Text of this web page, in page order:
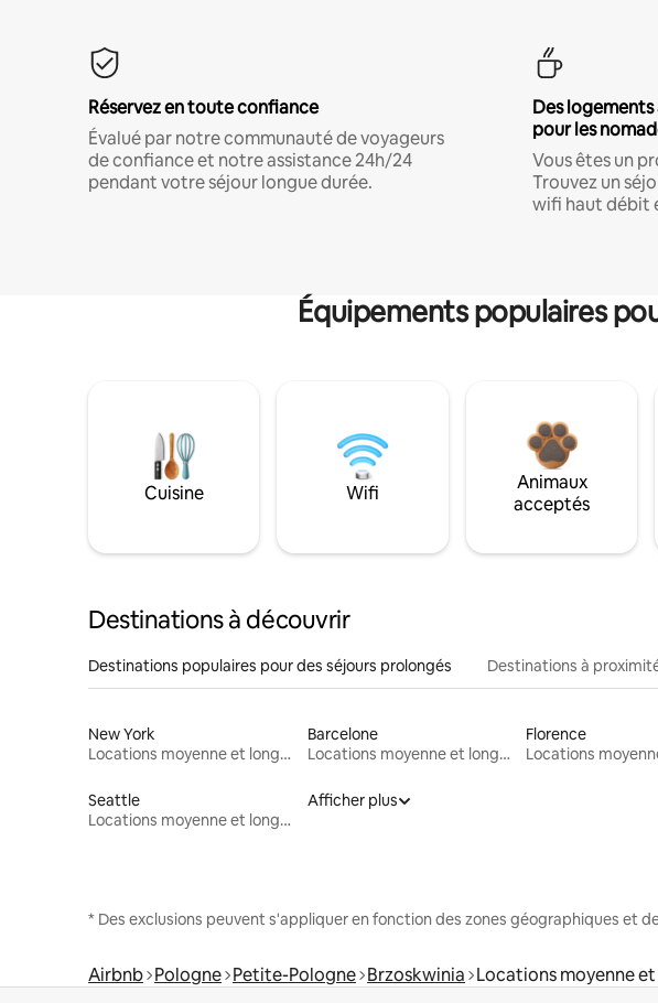
Réservez en toute confiance
Évalué par notre communauté de voyageurs
de confiance et notre assistance 24h/24
pendant votre séjour longue durée.
Des
pour les
Vous êtes un
Trouvez un
wifi haut débit
Équipements populaires
Cuisine Wifi
Animaux
acceptés
Destinations à découvrir
Destinations populaires pour des séjours prolongés Destinations à
New York
Locations moyenne et longue durée
Barcelone
Locations moyenne et longue durée
Florence
Seattle
Locations moyenne et longue durée
Afficher plus
* Des exclusions peuvent s'appliquer en fonction des zones géographiques et
Airbnb Pologne Petite-Pologne Brzoskwinia Locations moyenne